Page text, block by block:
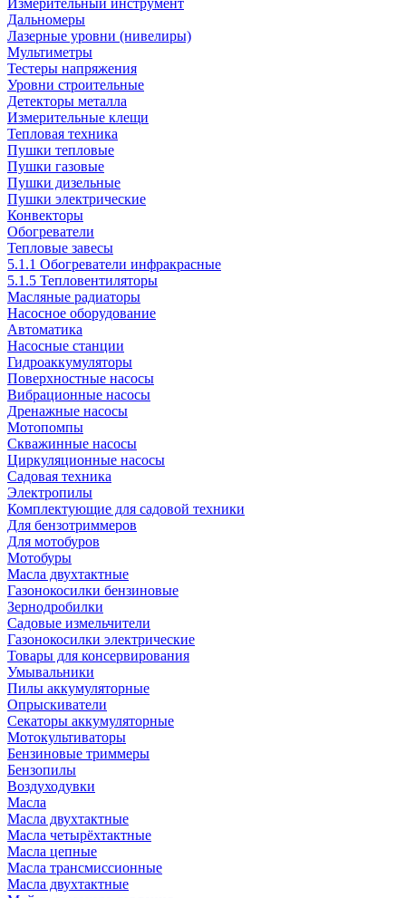
Измерительный инструмент
Дальномеры
Лазерные уровни (нивелиры)
Мультиметры
Тестеры напряжения
Уровни строительные
Детекторы металла
Измерительные клещи
Тепловая техника
Пушки тепловые
Пушки газовые
Пушки дизельные
Пушки электрические
Конвекторы
Обогреватели
Тепловые завесы
5.1.1 Обогреватели инфракрасные
5.1.5 Тепловентиляторы
Масляные радиаторы
Насосное оборудование
Автоматика
Насосные станции
Гидроаккумуляторы
Поверхностные насосы
Вибрационные насосы
Дренажные насосы
Мотопомпы
Скважинные насосы
Циркуляционные насосы
Садовая техника
Электропилы
Комплектующие для садовой техники
Для бензотриммеров
Для мотобуров
Мотобуры
Масла двухтактные
Газонокосилки бензиновые
Зернодробилки
Садовые измельчители
Газонокосилки электрические
Товары для консервирования
Умывальники
Пилы аккумуляторные
Опрыскиватели
Секаторы аккумуляторные
Мотокультиваторы
Бензиновые триммеры
Бензопилы
Воздуходувки
Масла
Масла двухтактные
Масла четырёхтактные
Масла цепные
Масла трансмиссионные
Масла двухтактные